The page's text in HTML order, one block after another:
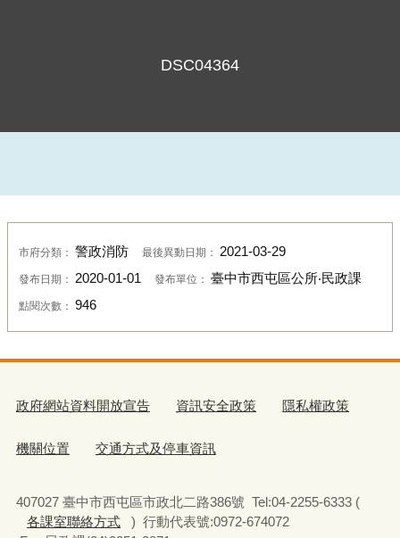
DSC04364
市府分類： 警政消防 最後異動日期： 2021-03-29
發布日期： 2020-01-01 發布單位： 臺中市西屯區公所‧民政課
點閱次數： 946
政府網站資料開放宣告 資訊安全政策 隱私權政策
機關位置 交通方式及停車資訊
407027 臺中市西屯區市政北二路386號 Tel:04-2255-6333 (
各課室聯絡方式
) 行動代表號:0972-674072